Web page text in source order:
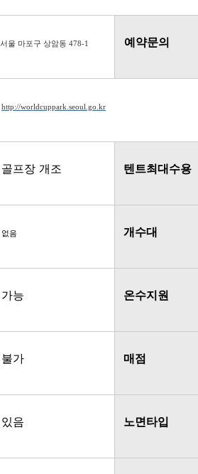
서울 마포구 상암동 478-1 예약문의
http://worldcuppark.seoul.go.kr
골프장 개조 텐트최대수용
없음 개수대
가능 온수지원
불가 매점
있음 노면타입